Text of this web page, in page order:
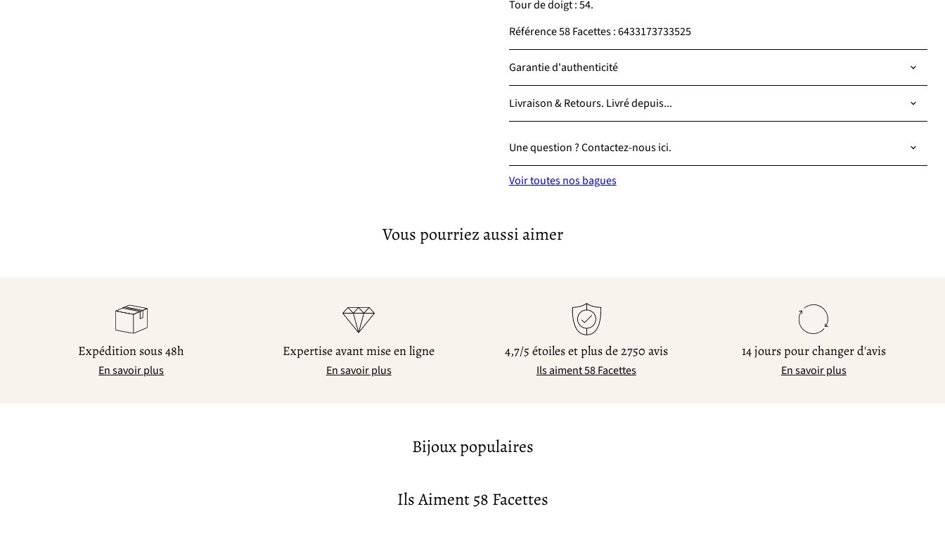
Tour de doigt : 54.
Référence 58 Facettes : 6433173733525
Garantie d'authenticité
Livraison & Retours. Livré depuis...
Une question ? Contactez-nous ici.
Voir toutes nos bagues
Vous pourriez aussi aimer
Expédition sous 48h
En savoir plus
Expertise avant mise en ligne
En savoir plus
4,7/5 étoiles et plus de 2750 avis
Ils aiment 58 Facettes
14 jours pour changer d'avis
En savoir plus
Bijoux populaires
Ils Aiment 58 Facettes